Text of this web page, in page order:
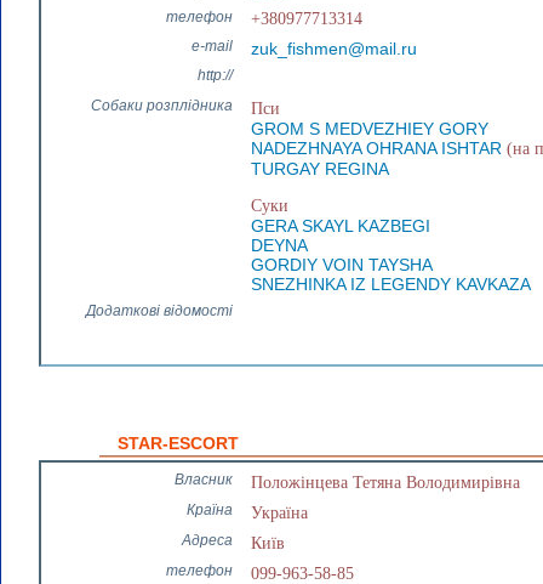
телефон +380977713314
e-mail zuk_fishmen@mail.ru
http://
Собаки розплідника
Пси
GROM S MEDVEZHIEY GORY
NADEZHNAYA OHRANA ISHTAR (на
TURGAY REGINA
Суки
GERA SKAYL KAZBEGI
DEYNA
GORDIY VOIN TAYSHA
SNEZHINKA IZ LEGENDY KAVKAZA
Додаткові відомості
STAR-ESCORT
Власник Положінцева Тетяна Володимирівна
Країна Україна
Адреса Київ
телефон 099-963-58-85